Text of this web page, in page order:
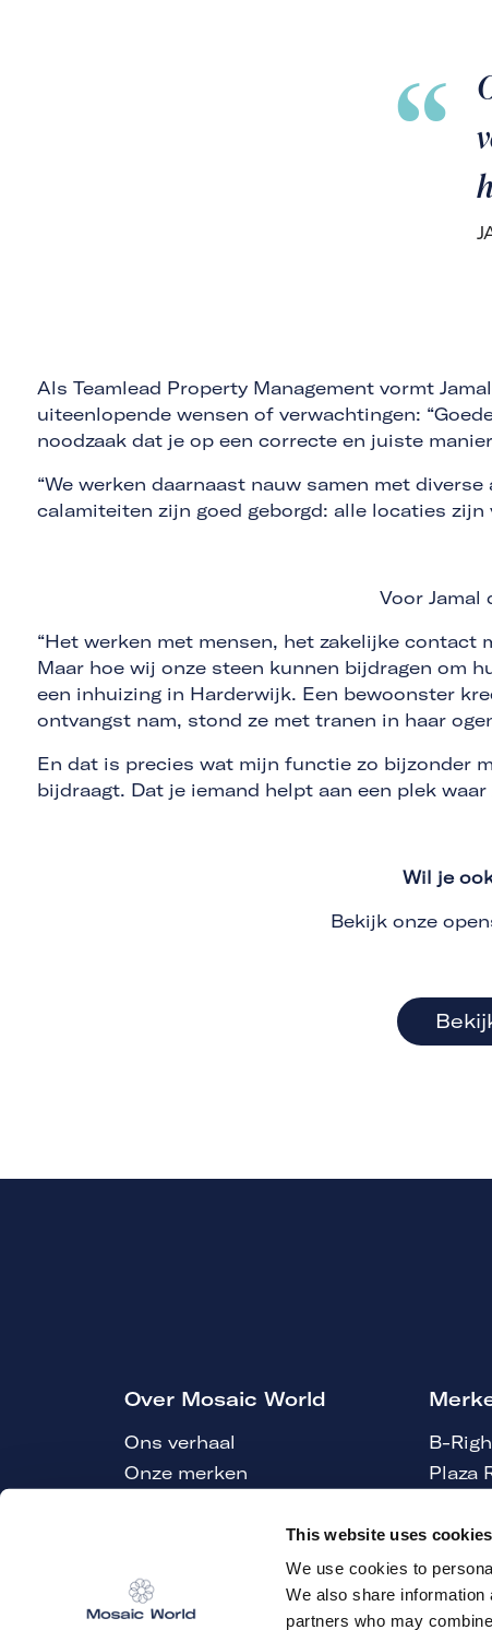
This website uses cookies
We use cookies to
We also share
partners who may
Als Teamlead Property Management vormt
uiteenlopende wensen of verwachtingen:
noodzaak dat je op een correcte en juiste
“We werken daarnaast nauw samen met
calamiteiten zijn goed geborgd: alle locaties
Voor Jamal
“Het werken met mensen, het zakelijke contact
Maar hoe wij onze steen kunnen bijdragen om
een inhuizing in Harderwijk. Een bewoonster
ontvangst nam, stond ze met tranen in haar
En dat is precies wat mijn functie zo bijzonder
bijdraagt. Dat je iemand helpt aan een plek
Wil je
Bekijk onze
Over Mosaic World
Ons verhaal
Onze merken
Corporate Update
Nieuws
B-
Plaza